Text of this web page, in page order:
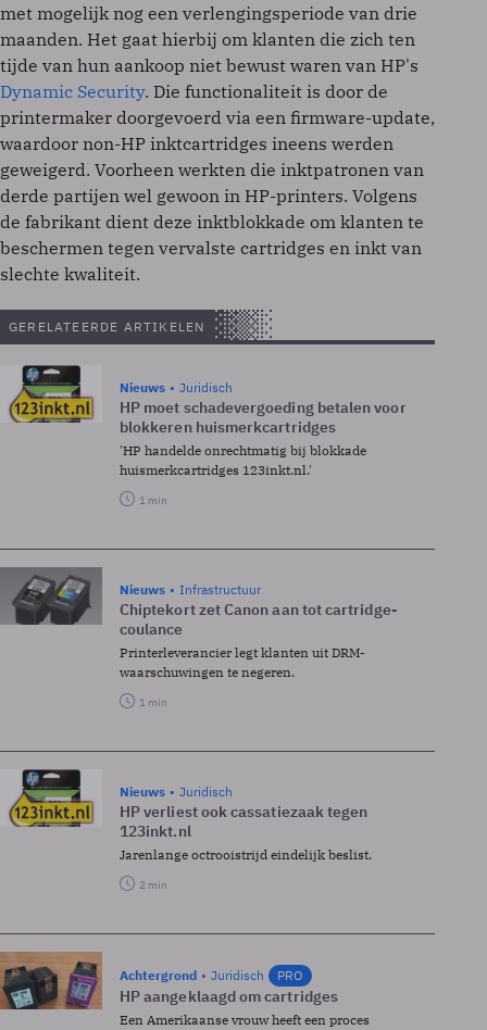
met mogelijk nog een verlengingsperiode van drie
maanden. Het gaat hierbij om klanten die zich ten
tijde van hun aankoop niet bewust waren van HP's
Dynamic Security. Die functionaliteit is door de
printermaker doorgevoerd via een firmware-update,
waardoor non-HP inktcartridges ineens werden
geweigerd. Voorheen werkten die inktpatronen van
derde partijen wel gewoon in HP-printers. Volgens
de fabrikant dient deze inktblokkade om klanten te
beschermen tegen vervalste cartridges en inkt van
slechte kwaliteit.
GERELATEERDE ARTIKELEN
Nieuws Juridisch
HP moet schadevergoeding betalen voor
blokkeren huismerkcartridges
'HP handelde onrechtmatig bij blokkade
huismerkcartridges 123inkt.nl.'
1 min
Nieuws Infrastructuur
Chiptekort zet Canon aan tot cartridge-
coulance
Printerleverancier legt klanten uit DRM-
waarschuwingen te negeren.
1 min
Nieuws Juridisch
HP verliest ook cassatiezaak tegen
123inkt.nl
Jarenlange octrooistrijd eindelijk beslist.
2 min
Achtergrond Juridisch PRO
HP aangeklaagd om cartridges
Een Amerikaanse vrouw heeft een proces